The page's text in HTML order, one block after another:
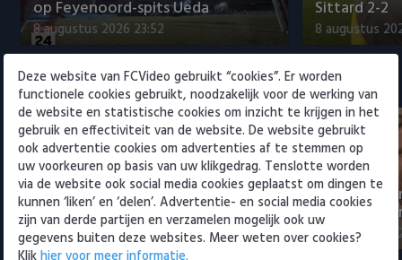
op Feyenoord-spits Ueda
8 augustus 2026 23:52
Sittard 2-2
8 augustus
Eredivisie
NEC-directeur over transfer Sano
naar PSV: 'Afspraken gesch…
9 augustus 2026 12:25
Eredivisie-
Spanje om
9 augustus
Deze website van FCVideo gebruikt “cookies”. Er worden
functionele cookies gebruikt, noodzakelijk voor de werking van
de website en statistische cookies om inzicht te krijgen in het
gebruik en effectiviteit van de website. De website gebruikt
ook advertentie cookies om advertenties af te stemmen op
uw voorkeuren op basis van uw klikgedrag. Tenslotte worden
via de website ook social media cookies geplaatst om dingen te
kunnen ‘liken’ en ‘delen’. Advertentie- en social media cookies
zijn van derde partijen en verzamelen mogelijk ook uw
gegevens buiten deze websites. Meer weten over cookies?